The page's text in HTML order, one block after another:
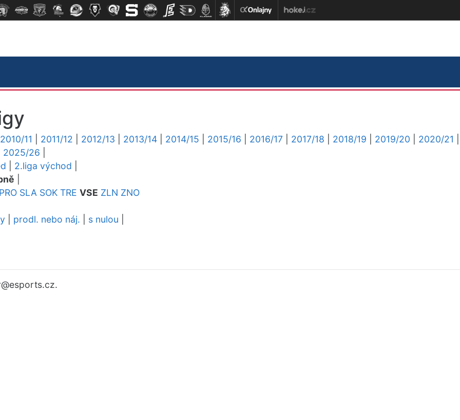
2010/11 2011/12 2012/13 2013/14 2014/15 2015/16 2016/17 2017/18 2018/19 2019/20 2020/21
2025/26
2.liga východ
PRO SLA SOK TRE VSE ZLN ZNO
prodl. nebo náj. s nulou
@esports.cz.